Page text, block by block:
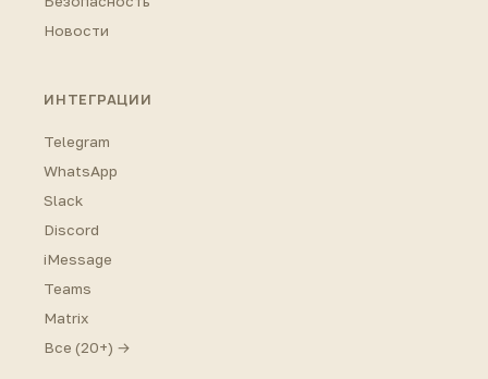
Новости
ИНТЕГРАЦИИ
Telegram
WhatsApp
Slack
Discord
iMessage
Teams
Matrix
Все (20+) →